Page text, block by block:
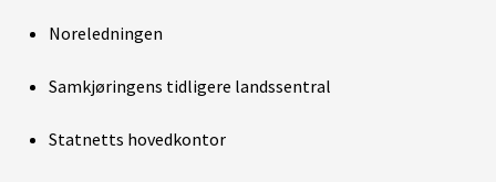
Noreledningen
Samkjøringens tidligere landssentral
Statnetts hovedkontor